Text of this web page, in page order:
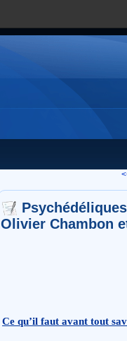
Olivier Chambon
Ce qu’il faut avant tout